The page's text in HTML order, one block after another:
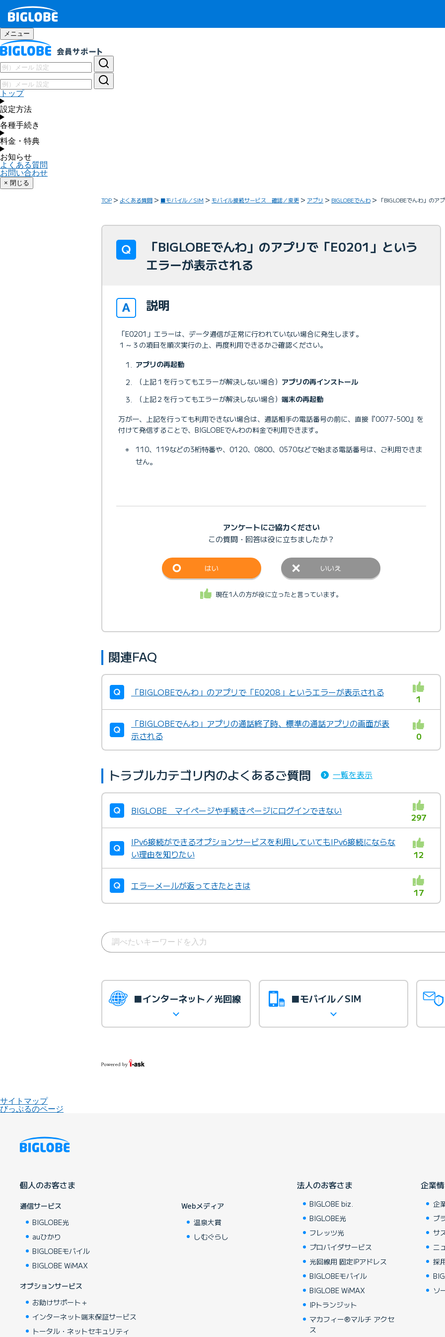
メニュー
トップ
設定方法
各種手続き
料金・特典
お知らせ
よくある質問
お問い合わせ
× 閉じる
TOP よくある質問 ■モバイル／SIM モバイル接続サービス 確認／変更 アプリ BIGLOBEでんわ 「BIGLOBEでんわ」の
「BIGLOBEでんわ」のアプリで「E0201」という
エラーが表示される
説明
「E0201」エラーは、データ通信が正常に行われていない場合に発生します。
１～３の項目を順次実行の上、再度利用できるかご確認ください。
アプリの再起動
（上記１を行ってもエラーが解決しない場合） アプリの再インストール
（上記２を行ってもエラーが解決しない場合） 端末の再起動
万が一、上記を行っても利用できない場合は、通話相手の電話番号の前に、直接『0077-500』を
付けて発信することで、BIGLOBEでんわの料金で利用できます。
※
110、119などの3桁特番や、0120、0800、0570などで始まる電話番号は、ご利用できま
せん。
アンケートにご協力ください
この質問・回答は役に立ちましたか？
はい いいえ
現在1人の方が役に立ったと言っています。
関連FAQ
「BIGLOBEでんわ」のアプリで「E0208」というエラーが表示される
1
「BIGLOBEでんわ」アプリの通話終了時、標準の通話アプリの画面が表
示される
0
トラブルカテゴリ内のよくあるご質問 一覧を表示
BIGLOBE マイページや手続きページにログインできない
297
IPv6接続ができるオプションサービスを利用していてもIPv6接続にならな
い理由を知りたい
12
エラーメールが返ってきたときは
17
■インターネット／光回線 ■モバイル／SIM
サイトマップ
びっぷるのページ
個人のお客さま
通信サービス
BIGLOBE光
auひかり
BIGLOBEモバイル
BIGLOBE WiMAX
オプションサービス
お助けサポート＋
インターネット端末保証サービス
トータル・ネットセキュリティ
Webメディア
温泉大賞
しむぐらし
法人のお客さま
BIGLOBE biz.
BIGLOBE光
フレッツ光
プロバイダサービス
光回線用 固定IPアドレス
BIGLOBEモバイル
BIGLOBE WiMAX
IPトランジット
マカフィー®マルチ アクセ
ス
企業
企
ブ
サ
ニ
採
ソ